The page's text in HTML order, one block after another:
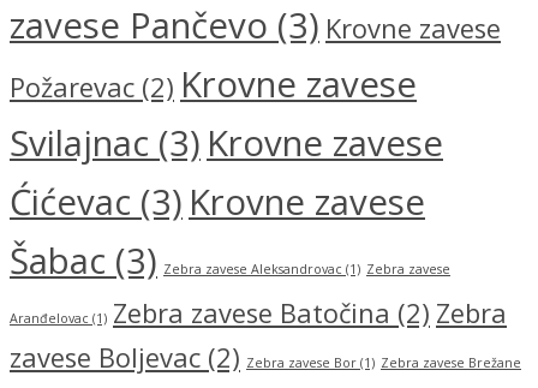
zavese Pančevo (3) Krovne zavese
Požarevac (2) Krovne zavese
Svilajnac (3) Krovne zavese
Ćićevac (3) Krovne zavese
Šabac (3) Zebra zavese Aleksandrovac (1) Zebra zavese
Aranđelovac (1) Zebra zavese Batočina (2) Zebra
zavese Boljevac (2) Zebra zavese Bor (1) Zebra zavese Brežane